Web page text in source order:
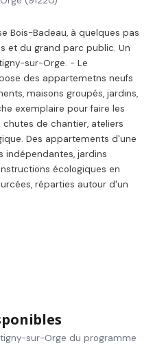
Bois-Badeau, à quelques pas
et du grand parc public. Un
sur-Orge. - Le
des appartemetns neufs
maisons groupés, jardins,
exemplaire pour faire les
de chantier, ateliers
Des appartements d'une
indépendantes, jardins
écologiques en
réparties autour d'un
sur-Orge du programme